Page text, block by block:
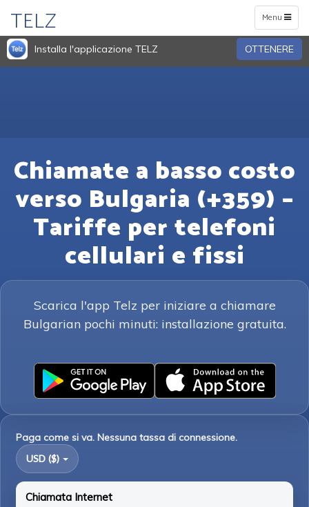
Toggle
navigation
Menu
TELZ
Installa l'applicazione TELZ OTTENERE
Chiamate a basso costo
verso Bulgaria (+359) –
Tariffe per telefoni
cellulari e fissi
Scarica l'app Telz per iniziare a chiamare
Bulgarian pochi minuti: installazione gratuita.
Paga come si va. Nessuna tassa di connessione.
USD ($)
Chiamata Internet